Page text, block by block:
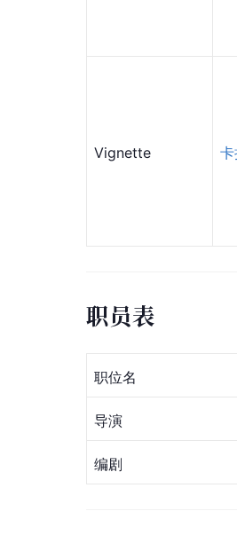
Vignette 卡
职员表
职位名
导演
编剧